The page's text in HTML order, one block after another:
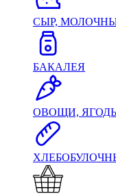
СЫР,
БАКАЛЕЯ
ОВОЩИ,